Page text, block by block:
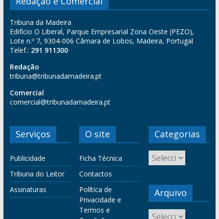
Tribuna da Madeira
Edifício O Liberal, Parque Empresarial Zona Oeste (PEZO),
Lote n.º 7, 9304-006 Câmara de Lobos, Madeira, Portugal
Telef.: 291 911300
Redação
tribuna@tribunadamadeira.pt
Comercial
comercial@tribunadamadeira.pt
Serviços
Publicidade
Tribuna do Leitor
Assinaturas
O site
Ficha Técnica
Contactos
Política de
Privacidade e
Termos e
Categorias
Arquivo